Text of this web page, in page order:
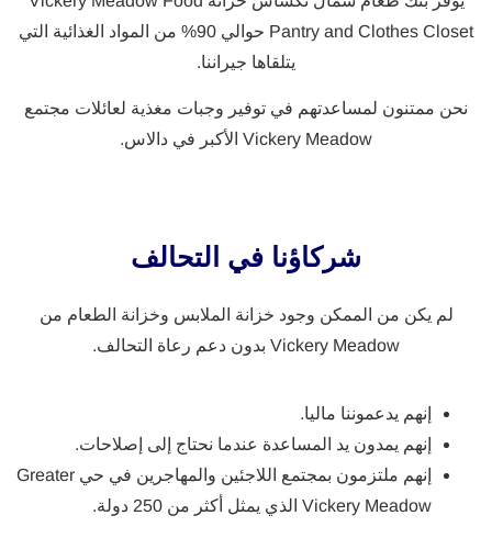
Pantry and Clothes Closet حوالي 90% من المواد الغذائية التي
يتلقاها جيراننا.
نحن ممتنون لمساعدتهم في توفير وجبات مغذية لعائلات مجتمع
Vickery Meadow الأكبر في دالاس.
شركاؤنا في التحالف
لم يكن من الممكن وجود خزانة الملابس وخزانة الطعام من
Vickery Meadow بدون دعم رعاة التحالف.
إنهم يدعموننا ماليا.
إنهم يمدون يد المساعدة عندما نحتاج إلى إصلاحات.
إنهم ملتزمون بمجتمع اللاجئين والمهاجرين في حي Greater
Vickery Meadow الذي يمثل أكثر من 250 دولة.